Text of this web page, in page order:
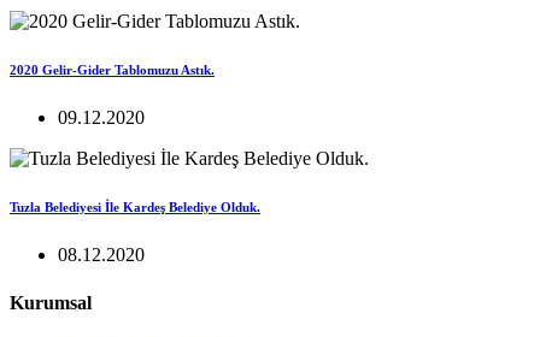
2020 Gelir-Gider Tablomuzu Astık.
09.12.2020
Tuzla Belediyesi İle Kardeş Belediye Olduk.
08.12.2020
Kurumsal